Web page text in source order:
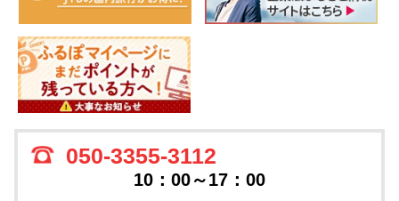
050-3355-3112
10：00～17：00